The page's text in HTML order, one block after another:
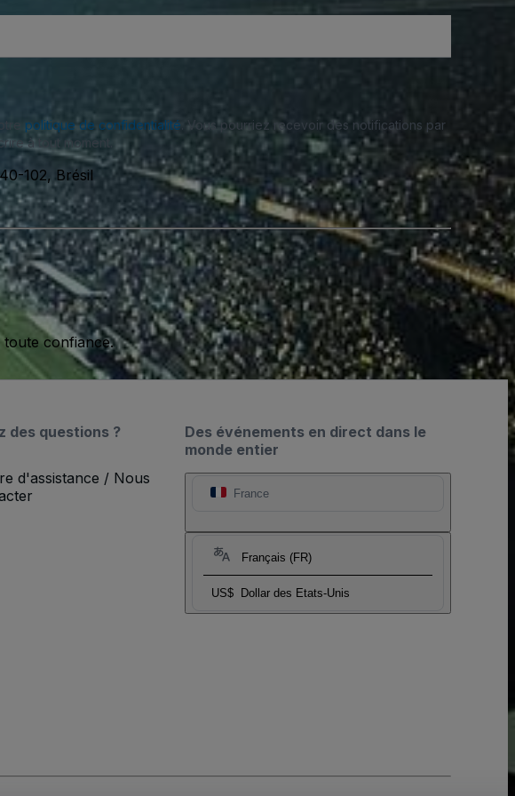
politique de confidentialité . Vous pourriez recevoir des notifications par
à tout moment.
102, Brésil
toute confiance.
Des événements en direct dans le
monde entier
France
Français (FR)
US$ Dollar des Etats-Unis
des questions ?
d'assistance / Nous